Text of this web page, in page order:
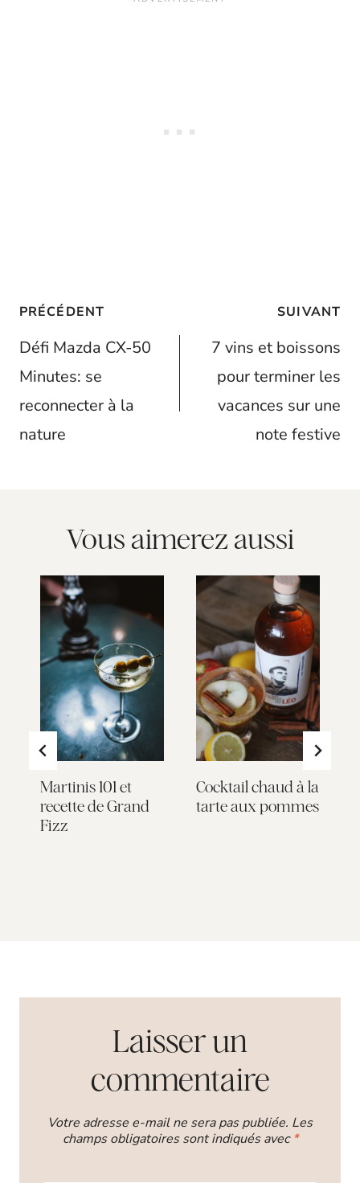
Navigation
de
l’article
PRÉCÉDENT
Défi Mazda CX-50
Minutes: se
reconnecter à la
nature
SUIVANT
7 vins et boissons
pour terminer les
vacances sur une
note festive
Vous aimerez aussi
Martinis 101 et
recette de Grand
Fizz
Cocktail chaud à la
tarte aux pommes
Laisser un
commentaire
Votre adresse e-mail ne sera pas publiée. Les
champs obligatoires sont indiqués avec*